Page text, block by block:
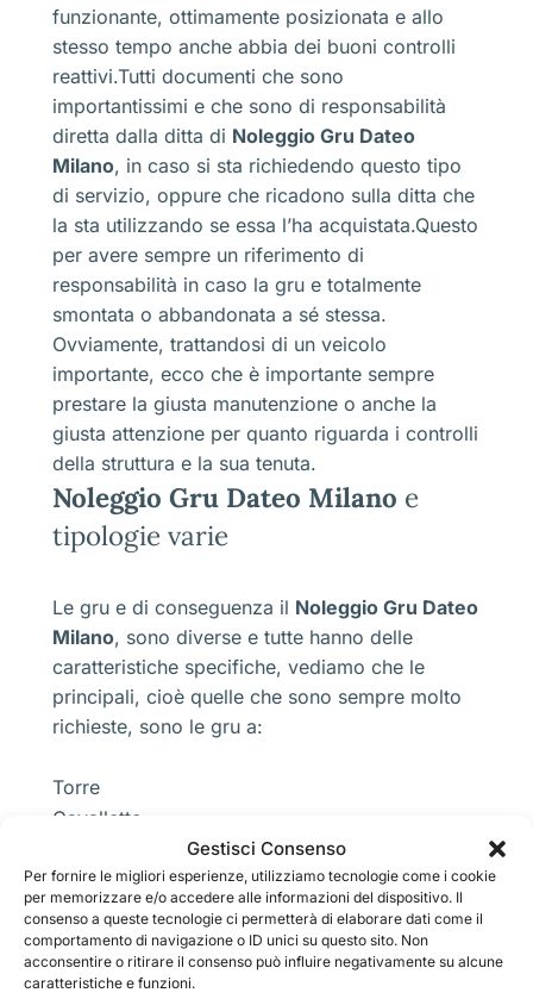
Gestisci Consenso
Per fornire le migliori esperienze, utilizziamo tecnologie come i cookie
per memorizzare e/o accedere alle informazioni del dispositivo. Il
consenso a queste tecnologie ci permetterà di elaborare dati come il
comportamento di navigazione o ID unici su questo sito. Non
acconsentire o ritirare il consenso può influire negativamente su alcune
caratteristiche e funzioni.
funzionante, ottimamente posizionata e allo
stesso tempo anche abbia dei buoni controlli
reattivi.Tutti documenti che sono
importantissimi e che sono di responsabilità
diretta dalla ditta di Noleggio Gru Dateo
Milano, in caso si sta richiedendo questo tipo
di servizio, oppure che ricadono sulla ditta che
la sta utilizzando se essa l’ha acquistata.Questo
per avere sempre un riferimento di
responsabilità in caso la gru e totalmente
smontata o abbandonata a sé stessa.
Ovviamente, trattandosi di un veicolo
importante, ecco che è importante sempre
prestare la giusta manutenzione o anche la
giusta attenzione per quanto riguarda i controlli
della struttura e la sua tenuta.
Noleggio Gru Dateo Milano e
tipologie varie
Le gru e di conseguenza il Noleggio Gru Dateo
Milano, sono diverse e tutte hanno delle
caratteristiche specifiche, vediamo che le
principali, cioè quelle che sono sempre molto
richieste, sono le gru a:
Torre
Cavalletto
Ponte
Portale
Ragno
Falcone